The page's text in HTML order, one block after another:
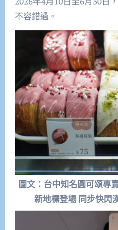
不容錯過。
圖文：台中知名圓可頌專
新地標登場 同步快閃